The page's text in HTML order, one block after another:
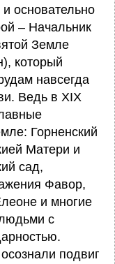
основательно
– Начальник
Земле
который
навсегда
Ведь в XIX
Горненский
Матери и
сад,
Фавор,
и многие
с
подвиг